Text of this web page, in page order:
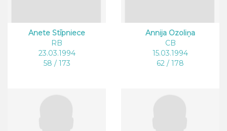
Anete Stīpniece
RB
23.03.1994
58 / 173
Annija Ozoliņa
CB
15.03.1994
62 / 178